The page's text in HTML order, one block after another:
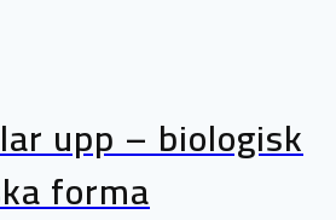
upp – biologisk
forma